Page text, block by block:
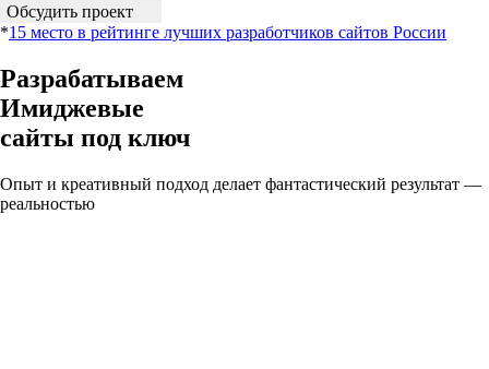
Обсудить проект
*15 место в рейтинге лучших разработчиков сайтов России
Разрабатываем
Имиджевые
сайты под ключ
Опыт и креативный подход делает фантастический результат —
реальностью